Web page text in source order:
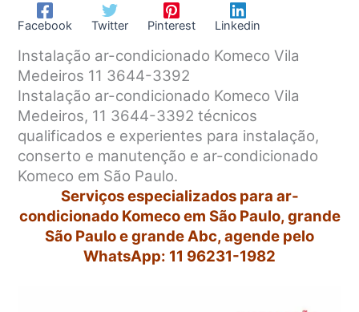
Facebook Twitter Pinterest Linkedin
Instalação ar-condicionado Komeco Vila
Medeiros 11 3644-3392
Instalação ar-condicionado Komeco Vila
Medeiros, 11 3644-3392 técnicos
qualificados e experientes para instalação,
conserto e manutenção e ar-condicionado
Komeco em São Paulo.
Serviços especializados para ar-
condicionado Komeco em São Paulo, grande
São Paulo e grande Abc, agende pelo
WhatsApp: 11 96231-1982